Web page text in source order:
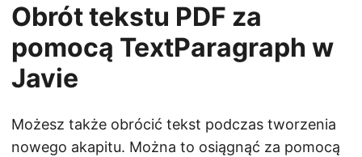
Obrót tekstu PDF za
pomocą TextParagraph w
Javie
Możesz także obrócić tekst podczas tworzenia
nowego akapitu. Można to osiągnąć za pomocą